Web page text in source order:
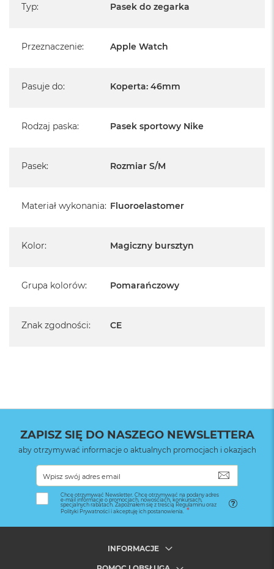
Typ: Pasek do zegarka
Przeznaczenie: Apple Watch
Pasuje do: Koperta: 46mm
Rodzaj paska: Pasek sportowy Nike
Pasek: Rozmiar S/M
Materiał wykonania: Fluoroelastomer
Kolor: Magiczny bursztyn
Grupa kolorów: Pomarańczowy
Znak zgodności: CE
ZAPISZ SIĘ DO NASZEGO NEWSLETTERA
aby otrzymywać informacje o aktualnych promocjach i okazjach
Chcę otrzymywać Newsletter. Chcę otrzymywać na podany adres
e-mail informacje o promocjach, nowościach, konkursach,
specjalnych rabatach. Zapoznałem się z treścią Regulaminu oraz
Polityki Prywatności i akceptuję ich postanowienia.
INFORMACJE